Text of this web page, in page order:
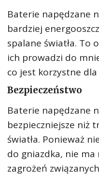
Baterie napędzane
bardziej
spalane światła. To
ich prowadzi do
co jest korzystne
Bezpieczeństwo
Baterie napędzane
bezpieczniejsze niż
światła. Ponieważ
do gniazdka, nie
zagrożeń